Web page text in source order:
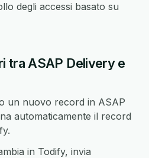
degli accessi basato su
tra ASAP Delivery e
un nuovo record in ASAP
automaticamente il record
in Todify, invia